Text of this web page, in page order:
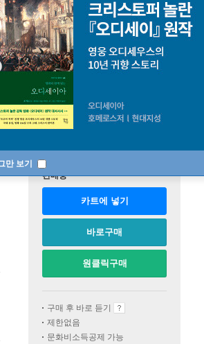
만 보기
기로 풀어 쓴
판매중
카트에 넣기
바로구매
원클릭구매
구매 후 바로 듣기
제한없음
문화비소득공제 가능